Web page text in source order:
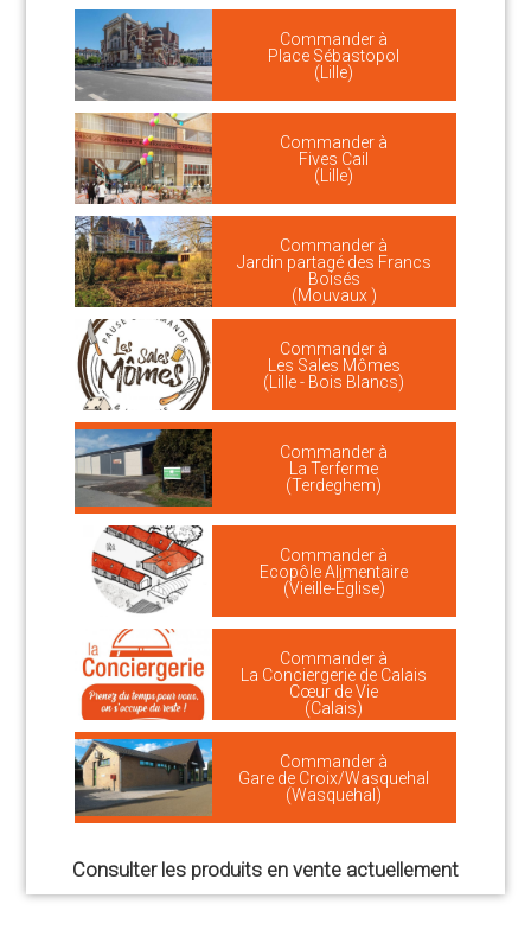
Commander à
Place Sébastopol
(Lille)
Commander à
Fives Cail
(Lille)
Commander à
Jardin partagé des Francs
Boisés
(Mouvaux )
Commander à
Les Sales Mômes
(Lille - Bois Blancs)
Commander à
La Terferme
(Terdeghem)
Commander à
Ecopôle Alimentaire
(Vieille-Église)
Commander à
La Conciergerie de Calais
Cœur de Vie
(Calais)
Commander à
Gare de Croix/Wasquehal
(Wasquehal)
Consulter les produits en vente actuellement